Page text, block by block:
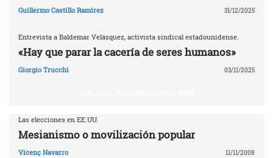
Guillermo Castillo Ramírez 31/12/2025
Entrevista a Baldemar Velásquez, activista sindical estadounidense.
«Hay que parar la cacería de seres humanos»
Giorgio Trucchi 03/11/2025
Las elecciones en EE.UU.
Mesianismo o movilización popular
Vicenç Navarro 11/11/2008